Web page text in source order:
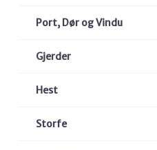
Port, Dør og Vindu
Gjerder
Hest
Storfe